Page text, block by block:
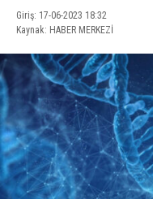
Giriş: 17-06-2023 18:32
Kaynak: HABER MERKEZİ